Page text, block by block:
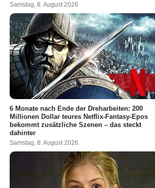
Samstag, 8. August 2026
6 Monate nach Ende der Dreharbeiten: 200
Millionen Dollar teures Netflix-Fantasy-Epos
bekommt zusätzliche Szenen – das steckt
dahinter
Samstag, 8. August 2026